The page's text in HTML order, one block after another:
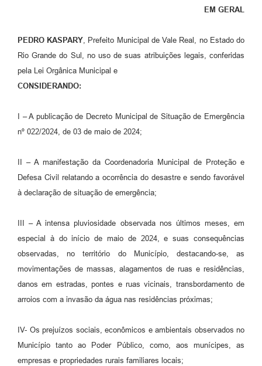
EM GERAL
PEDRO KASPARY, Prefeito Municipal de Vale Real, no Estado do
Rio Grande do Sul, no uso de suas atribuições legais, conferidas
pela Lei Orgânica Municipal e
CONSIDERANDO:
I – A publicação de Decreto Municipal de Situação de Emergência
nº 022/2024, de 03 de maio de 2024;
II – A manifestação da Coordenadoria Municipal de Proteção e
Defesa Civil relatando a ocorrência do desastre e sendo favorável
à declaração de situação de emergência;
III – A intensa pluviosidade observada nos últimos meses, em
especial à do início de maio de 2024, e suas consequências
observadas, no território do Município, destacando-se, as
movimentações de massas, alagamentos de ruas e residências,
danos em estradas, pontes e ruas vicinais, transbordamento de
arroios com a invasão da água nas residências próximas;
IV- Os prejuízos sociais, econômicos e ambientais observados no
Município tanto ao Poder Público, como, aos munícipes, as
empresas e propriedades rurais familiares locais;